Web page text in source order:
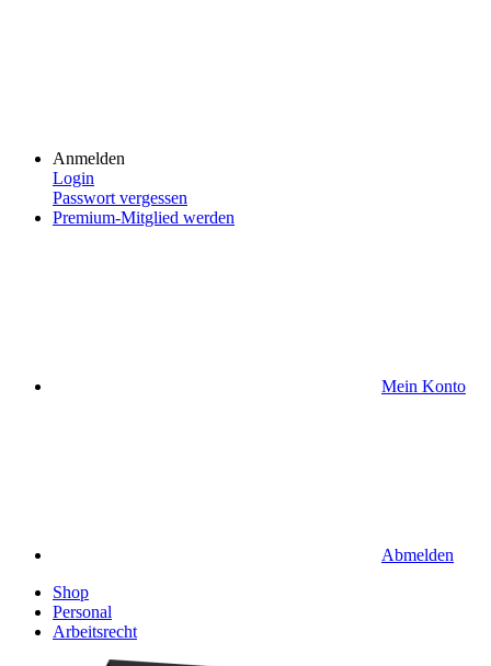
Anmelden
Login
Passwort vergessen
Premium-Mitglied werden
Mein Konto
Abmelden
Shop
Personal
Arbeitsrecht